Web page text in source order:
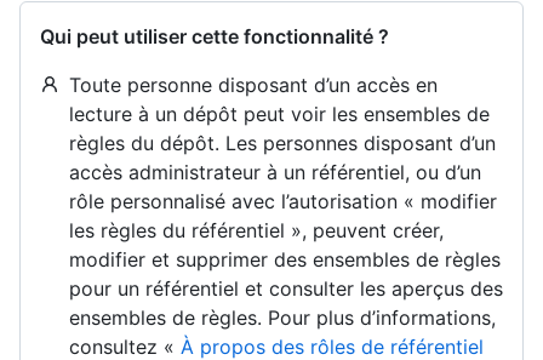
Qui peut utiliser cette fonctionnalité ?
Toute personne disposant d’un accès en
lecture à un dépôt peut voir les ensembles de
règles du dépôt. Les personnes disposant d’un
accès administrateur à un référentiel, ou d’un
rôle personnalisé avec l’autorisation « modifier
les règles du référentiel », peuvent créer,
modifier et supprimer des ensembles de règles
pour un référentiel et consulter les aperçus des
ensembles de règles. Pour plus d’informations,
consultez « À propos des rôles de référentiel